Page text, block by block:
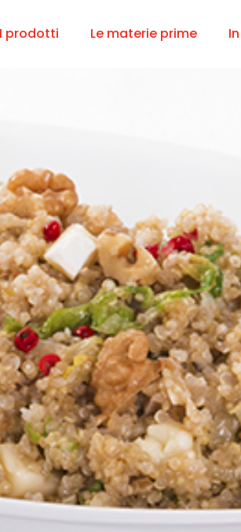
I prodotti Le materie prime